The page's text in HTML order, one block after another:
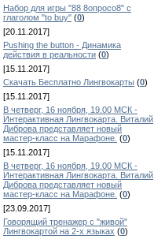
Набор для игры "88 8опросо8" с
глаголом "to buy" (0)
[20.11.2017]
Pushing the button - Динамика
действия в реальности (0)
[15.11.2017]
Скачать Бесплатно Лингвокарты (0)
[15.11.2017]
В четверг, 16 ноября, 19.00 МСК -
Интерактивная Лингвокарта. Виталий
Диброва представляет новый
мастер-класс на Марафоне. (0)
[15.11.2017]
В четверг, 16 ноября, 19.00 МСК -
Интерактивная Лингвокарта. Виталий
Диброва представляет новый
мастер-класс на Марафоне. (0)
[23.09.2017]
Говорящий тренажер с "живой"
Лингвокартой на 2-х языках (0)